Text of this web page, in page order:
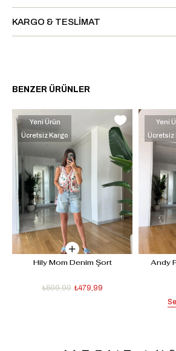
KARGO & TESLIMAT
BENZER ÜRÜNLER
Hily Mom Denim Şort
₺479,99
₺599,99
Yeni Ürün
Ücretsiz Kargo
Andy
Yeni
Ücretsiz